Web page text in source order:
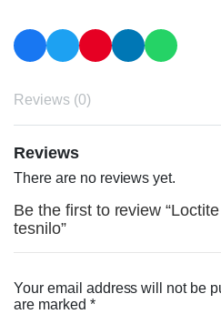
Reviews (0)
Reviews
There are no reviews yet.
Be the first to review
tesnilo”
Your email address will not be
are marked *